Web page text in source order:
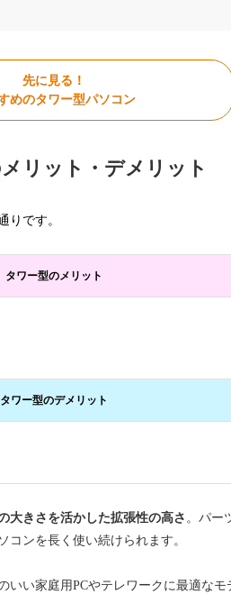
先に見る！
めのタワー型パソコン
リット・デメリット
りです。
タワー型のメリット
タワー型のデメリット
大きさを活かした拡張性の高さ 。パー
ンを長く使い続けられます。
い家庭用PCやテレワークに最適な